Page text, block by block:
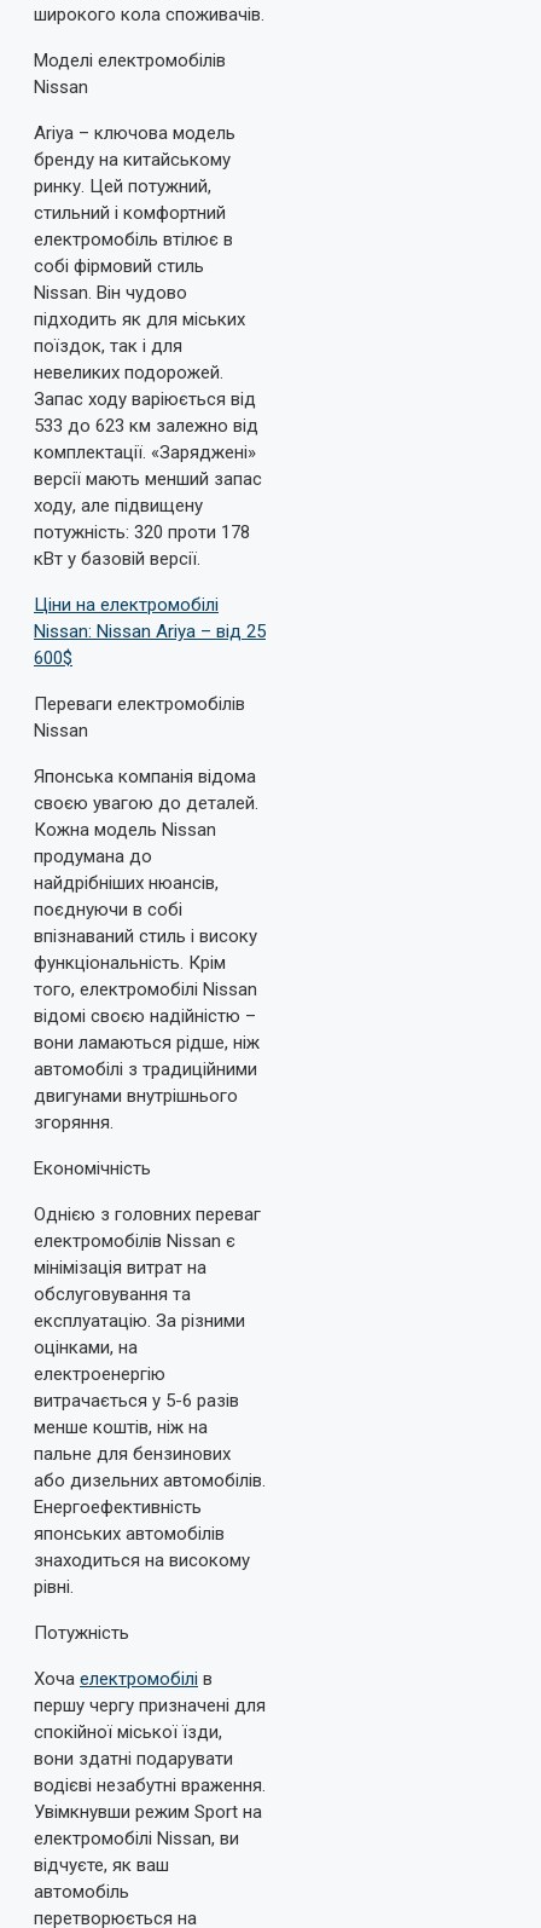
широкого кола споживачів.
Моделі електромобілів
Nissan
Ariya – ключова модель
бренду на китайському
ринку. Цей потужний,
стильний і комфортний
електромобіль втілює в
собі фірмовий стиль
Nissan. Він чудово
підходить як для міських
поїздок, так і для
невеликих подорожей.
Запас ходу варіюється від
533 до 623 км залежно від
комплектації. «Заряджені»
версії мають менший запас
ходу, але підвищену
потужність: 320 проти 178
кВт у базовій версії.
Ціни на електромобілі
Nissan: Nissan Ariya – від 25
600$
Переваги електромобілів
Nissan
Японська компанія відома
своєю увагою до деталей.
Кожна модель Nissan
продумана до
найдрібніших нюансів,
поєднуючи в собі
впізнаваний стиль і високу
функціональність. Крім
того, електромобілі Nissan
відомі своєю надійністю –
вони ламаються рідше, ніж
автомобілі з традиційними
двигунами внутрішнього
згоряння.
Економічність
Однією з головних переваг
електромобілів Nissan є
мінімізація витрат на
обслуговування та
експлуатацію. За різними
оцінками, на
електроенергію
витрачається у 5-6 разів
менше коштів, ніж на
пальне для бензинових
або дизельних автомобілів.
Енергоефективність
японських автомобілів
знаходиться на високому
рівні.
Потужність
Хоча електромобілі в
першу чергу призначені для
спокійної міської їзди,
вони здатні подарувати
водієві незабутні враження.
Увімкнувши режим Sport на
електромобілі Nissan, ви
відчуєте, як ваш
автомобіль
перетворюється на